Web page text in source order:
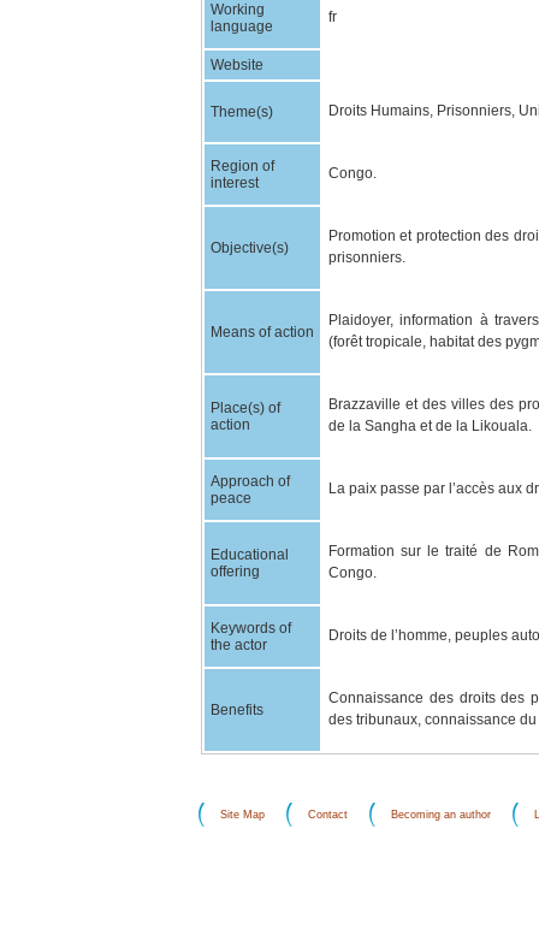
Working
language
fr
Website
Theme(s) Droits Humains, Prisonniers,
Region of
interest
Congo.
Objective(s)
Promotion et protection des
prisonniers.
Means of action
Plaidoyer, information à
(forêt tropicale, habitat des
Place(s) of
action
Brazzaville et des villes des
de la Sangha et de la Likouala.
Approach of
peace
La paix passe par l’accès aux
Educational
offering
Formation sur le traité de
Congo.
Keywords of
the actor
Droits de l’homme, peuples
Benefits
Connaissance des droits des
des tribunaux, connaissance
Site Map Contact Becoming an author